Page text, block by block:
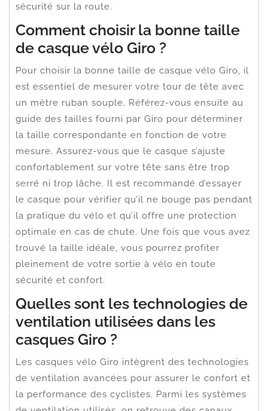
sécurité sur la route.
Comment choisir la bonne taille
de casque vélo Giro ?
Pour choisir la bonne taille de casque vélo Giro, il
est essentiel de mesurer votre tour de tête avec
un mètre ruban souple. Référez-vous ensuite au
guide des tailles fourni par Giro pour déterminer
la taille correspondante en fonction de votre
mesure. Assurez-vous que le casque s’ajuste
confortablement sur votre tête sans être trop
serré ni trop lâche. Il est recommandé d’essayer
le casque pour vérifier qu’il ne bouge pas pendant
la pratique du vélo et qu’il offre une protection
optimale en cas de chute. Une fois que vous avez
trouvé la taille idéale, vous pourrez profiter
pleinement de votre sortie à vélo en toute
sécurité et confort.
Quelles sont les technologies de
ventilation utilisées dans les
casques Giro ?
Les casques vélo Giro intègrent des technologies
de ventilation avancées pour assurer le confort et
la performance des cyclistes. Parmi les systèmes